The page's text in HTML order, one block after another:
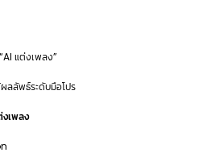
แต่งเพลง”
ลลัพธ์ระดับมือโปร
เพลง